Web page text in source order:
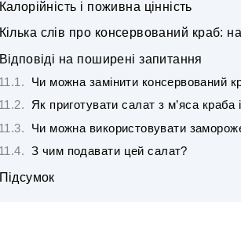
Калорійність і поживна цінність
Кілька слів про консервований краб:
Відповіді на поширені запитання
Чи можна замінити консервований
Як приготувати салат з м’яса
Чи можна використовувати
З чим подавати цей салат?
Підсумок